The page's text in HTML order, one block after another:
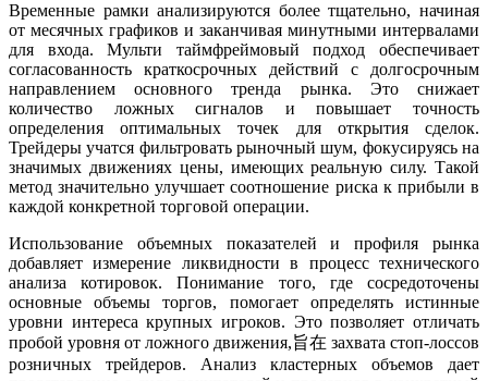
Временные рамки анализируются более тщательно, начиная
от месячных графиков и заканчивая минутными интервалами
для входа. Мульти таймфреймовый подход обеспечивает
согласованность краткосрочных действий с долгосрочным
направлением основного тренда рынка. Это снижает
количество ложных сигналов и повышает точность
определения оптимальных точек для открытия сделок.
Трейдеры учатся фильтровать рыночный шум, фокусируясь на
значимых движениях цены, имеющих реальную силу. Такой
метод значительно улучшает соотношение риска к прибыли в
каждой конкретной торговой операции.
Использование объемных показателей и профиля рынка
добавляет измерение ликвидности в процесс технического
анализа котировок. Понимание того, где сосредоточены
основные объемы торгов, помогает определять истинные
уровни интереса крупных игроков. Это позволяет отличать
пробой уровня от ложного движения,旨在 захвата стоп-лоссов
розничных трейдеров. Анализ кластерных объемов дает